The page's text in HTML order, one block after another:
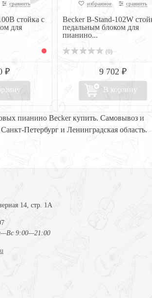
сравнить
стойка с
для
₽
избранное сравнить
Becker B-Stand-102W
педальным блоком для
пианино...
(0)
9 702 ₽
В корзину
пианино Becker купить. Самовывоз и
Петербург и Ленинградская область.
14, стр. 1А
9:00—21:00